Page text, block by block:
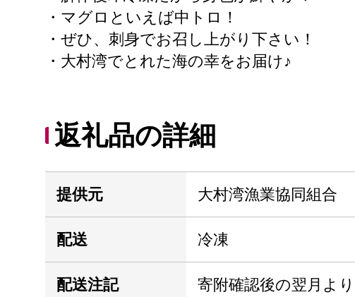
・マグロといえば中トロ！
・ぜひ、刺身でお召し上がり下さい！
・大村湾でとれた海の幸をお届け♪
返礼品の詳細
提供元 大村湾漁業協同組合
配送 冷凍
配送注記
寄附確認後の翌月よ